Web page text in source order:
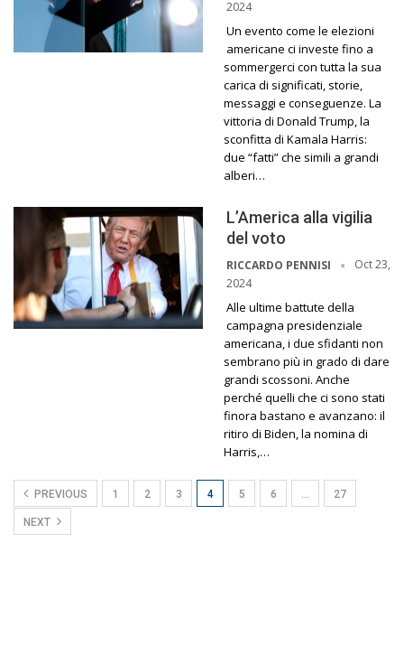
2024
Un evento come le elezioni
americane ci investe fino a
sommergerci con tutta la sua
carica di significati, storie,
messaggi e conseguenze. La
vittoria di Donald Trump, la
sconfitta di Kamala Harris:
due “fatti” che simili a grandi
alberi…
L’America alla vigilia
del voto
RICCARDO PENNISI
Oct 23,
2024
Alle ultime battute della
campagna presidenziale
americana, i due sfidanti non
sembrano più in grado di dare
grandi scossoni. Anche
perché quelli che ci sono stati
finora bastano e avanzano: il
ritiro di Biden, la nomina di
Harris,…
PREVIOUS 1 2 3 4 5 6 … 27
NEXT